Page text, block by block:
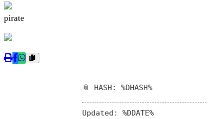
pirate
📎 HASH: %DHASH%
Updated: %DDATE%